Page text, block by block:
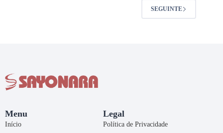
SEGUINTE
Menu
Início
Legal
Política de Privacidade